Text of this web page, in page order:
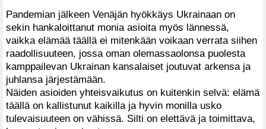
Pandemian jälkeen Venäjän hyökkäys Ukrainaan on
sekin hankaloittanut monia asioita myös lännessä,
vaikka elämää täällä ei mitenkään voikaan verrata siihen
raadollisuuteen, jossa oman olemassaolonsa puolesta
kamppailevan Ukrainan kansalaiset joutuvat arkensa ja
juhlansa järjestämään.
Näiden asioiden yhteisvaikutus on kuitenkin selvä: elämä
täällä on kallistunut kaikilla ja hyvin monilla usko
tulevaisuuteen on vähissä. Silti on elettävä ja toimittava,